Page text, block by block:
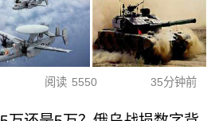
阅读 5550 35分钟前